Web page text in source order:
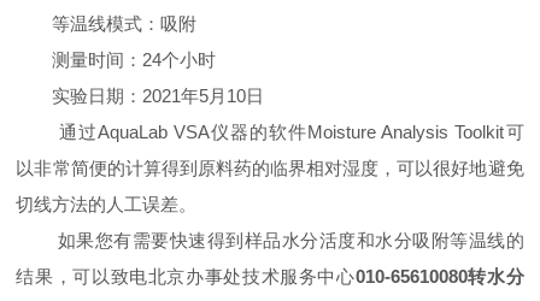
等温线模式：吸附
测量时间： 24个小时
实验日期： 2021年5月 10日
通过AquaLab VSA仪器的软件Moisture Analysis Toolkit可
以非常简便的计算得到原料药的临界相对湿度，可以很好地避免
切线方法的人工误差。
如果您有需要快速得到样品水分活度和水分吸附等温线的
结果，可以致电北京办事处技术服务中心010-65610080转水分